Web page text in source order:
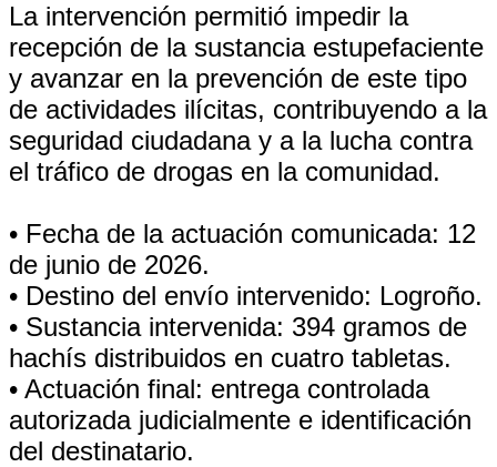
La intervención permitió impedir la
recepción de la sustancia estupefaciente
y avanzar en la prevención de este tipo
de actividades ilícitas, contribuyendo a la
seguridad ciudadana y a la lucha contra
el tráfico de drogas en la comunidad.
• Fecha de la actuación comunicada: 12
de junio de 2026.
• Destino del envío intervenido: Logroño.
• Sustancia intervenida: 394 gramos de
hachís distribuidos en cuatro tabletas.
• Actuación final: entrega controlada
autorizada judicialmente e identificación
del destinatario.